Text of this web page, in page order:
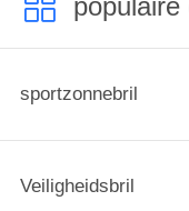
populaire
sportzonnebril
Veiligheidsbril